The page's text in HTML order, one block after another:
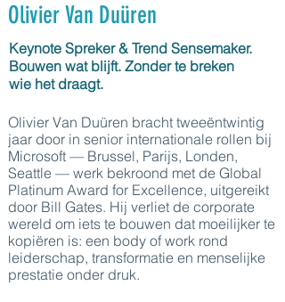
Olivier Van Duüren
Keynote Spreker & Trend Sensemaker.
Bouwen wat blijft. Zonder te breken
wie het draagt.
Olivier Van Duüren bracht tweeëntwintig
jaar door in senior internationale rollen bij
Microsoft — Brussel, Parijs, Londen,
Seattle — werk bekroond met de Global
Platinum Award for Excellence, uitgereikt
door Bill Gates. Hij verliet de corporate
wereld om iets te bouwen dat moeilijker te
kopiëren is: een body of work rond
leiderschap, transformatie en menselijke
prestatie onder druk.